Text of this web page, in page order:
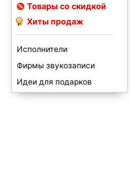
Товары со скидкой
Хиты продаж
Исполнители
Фирмы звукозаписи
Идеи для подарков